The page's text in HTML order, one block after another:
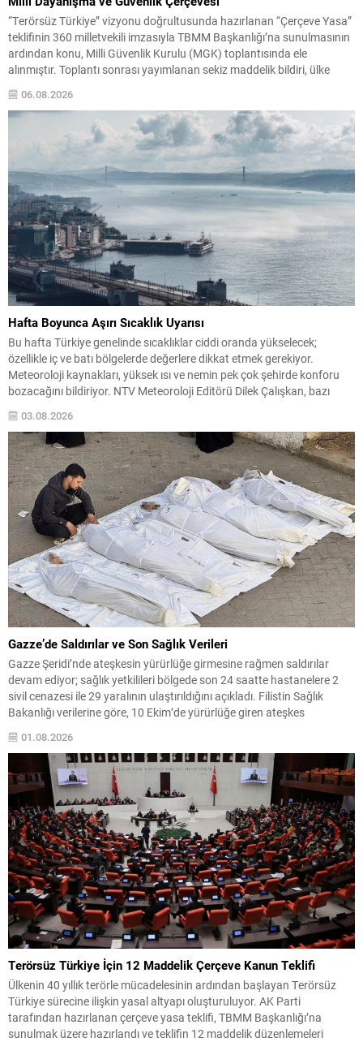
“Terörsüz Türkiye” vizyonu doğrultusunda hazırlanan “Çerçeve Yasa”
teklifinin 360 milletvekili imzasıyla TBMM Başkanlığı’na sunulmasının
ardından konu, Milli Güvenlik Kurulu (MGK) toplantısında ele
alınmıştır. Toplantı sonrası yayımlanan sekiz maddelik bildiri, ülke
güvenliği ve bölgesel gelişmelere dair değerlendirmeleri içermektedir.
Yaklaşık 2 saat 15 dakika süren oturumun sonuç metninde; terörle
mücadele, bölgesel istikrar,...
06.08.2026
Hafta Boyunca Aşırı Sıcaklık Uyarısı
Bu hafta Türkiye genelinde sıcaklıklar ciddi oranda yükselecek;
özellikle iç ve batı bölgelerde değerlere dikkat etmek gerekiyor.
Meteoroloji kaynakları, yüksek ısı ve nemin pek çok şehirde konforu
bozacağını bildiriyor. NTV Meteoroloji Editörü Dilek Çalışkan, bazı
bölgelerde geçmiş rekorların görülebileceğini belirtti ve vatandaşları
önlem almaya çağırdı. Beklenen Hava ve Yangın Riski...
03.08.2026
Gazze’de Saldırılar ve Son Sağlık Verileri
Gazze Şeridi’nde ateşkesin yürürlüğe girmesine rağmen saldırılar
devam ediyor; sağlık yetkilileri bölgede son 24 saatte hastanelere 2
sivil cenazesi ile 29 yaralının ulaştırıldığını açıkladı. Filistin Sağlık
Bakanlığı verilerine göre, 10 Ekim’de yürürlüğe giren ateşkes
bin 222 olarak kaydedildi....
01.08.2026
Terörsüz Türkiye İçin 12 Maddelik Çerçeve Kanun Teklifi
Ülkenin 40 yıllık terörle mücadelesinin ardından başlayan Terörsüz
Türkiye sürecine ilişkin yasal altyapı oluşturuluyor. AK Parti
tarafından hazırlanan çerçeve yasa teklifi, TBMM Başkanlığı’na
sunulmak üzere hazırlandı ve teklifin 12 maddelik düzenlemeleri